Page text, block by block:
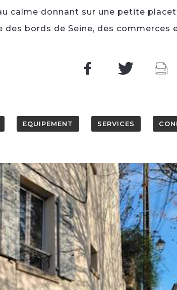
calme donnant sur une petite
des bords de Seine, des commerces
EQUIPEMENT SERVICES